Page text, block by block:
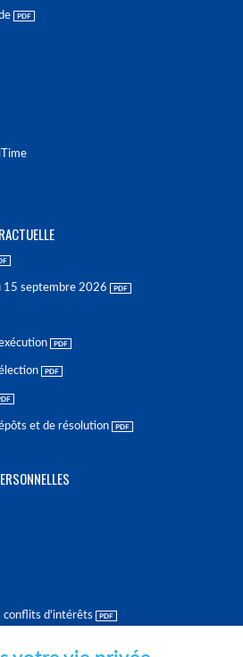
15 septembre 2026
et de résolution
conflits d'intérêts